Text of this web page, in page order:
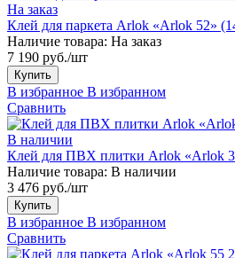
На заказ
Клей для паркета Arlok «Arlok 52»
Наличие товара: На заказ
7 190 руб./шт
Купить
В избранное В избранном
Сравнить
В наличии
Клей для ПВХ плитки Arlok «Arlok
Наличие товара: В наличии
3 476 руб./шт
Купить
В избранное В избранном
Сравнить